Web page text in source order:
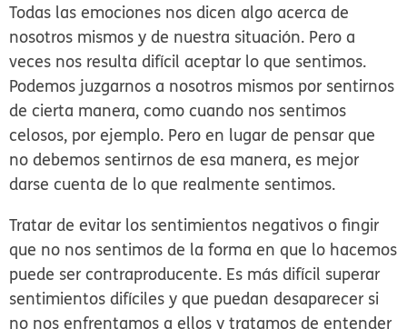
Todas las emociones nos dicen algo acerca de
nosotros mismos y de nuestra situación. Pero a
veces nos resulta difícil aceptar lo que sentimos.
Podemos juzgarnos a nosotros mismos por sentirnos
de cierta manera, como cuando nos sentimos
celosos, por ejemplo. Pero en lugar de pensar que
no debemos sentirnos de esa manera, es mejor
darse cuenta de lo que realmente sentimos.
Tratar de evitar los sentimientos negativos o fingir
que no nos sentimos de la forma en que lo hacemos
puede ser contraproducente. Es más difícil superar
sentimientos difíciles y que puedan desaparecer si
no nos enfrentamos a ellos y tratamos de entender